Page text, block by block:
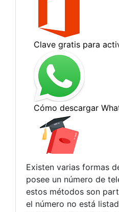
Existen varias formas
posee un número de
estos métodos son
el número no está